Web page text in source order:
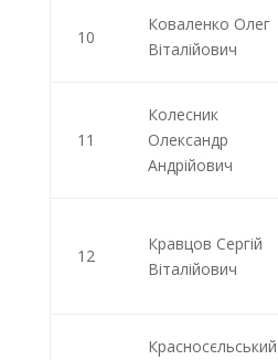
10
Коваленко Олег
Віталійович
11
Колесник
Олександр
Андрійович
12
Кравцов Сергій
Віталійович
Красносєльський